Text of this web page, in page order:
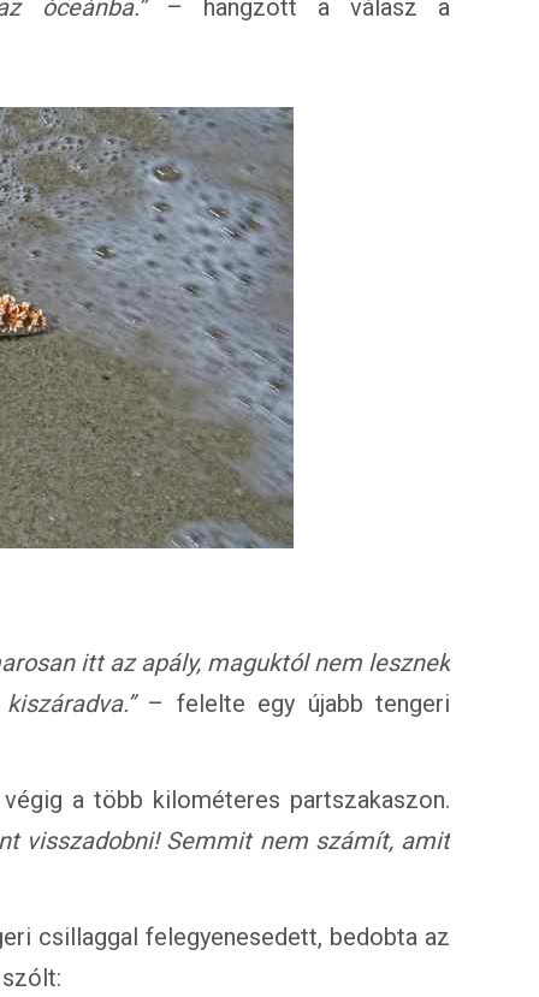
óceánba.”– hangzott a válasz a
itt az apály, maguktól nem lesznek
– felelte egy újabb tengeri
a több kilométeres partszakaszon.
visszadobni! Semmit nem számít, amit
csillaggal felegyenesedett, bedobta az